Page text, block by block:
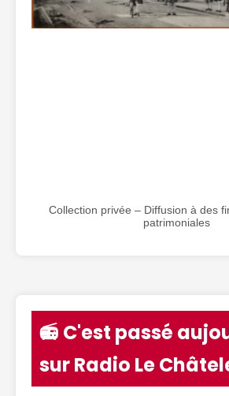
Collection privée – Diffusion à des
patrimoniales
📻 C'est passé
sur Radio Le